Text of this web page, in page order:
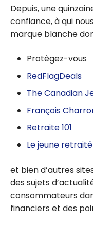
Depuis, une
confiance, à qui
marque blanche
Protègez-vous
RedFlagDeals
The Canadian
François
Retraite 101
Le jeune retraité
et bien d’autres
des sujets
consommateurs
financiers et des